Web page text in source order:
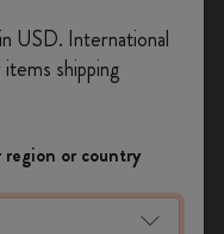
Versand auf
dem Code
um Zugang zu
und
erhalten.
USD. International
shipping
or country